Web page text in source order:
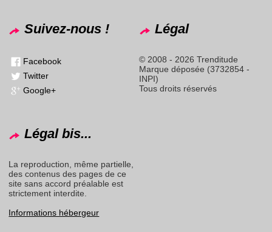
Suivez-nous !
Facebook
Twitter
Google+
Légal
© 2008 - 2026 Trenditude
Marque déposée (3732854 -
INPI)
Tous droits réservés
Légal bis...
La reproduction, même partielle,
des contenus des pages de ce
site sans accord préalable est
strictement interdite.
Informations hébergeur